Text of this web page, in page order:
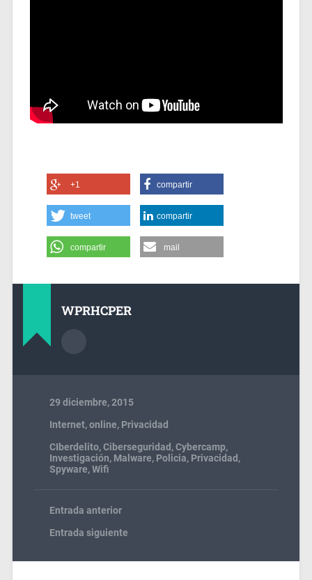
+1 compartir
tweet compartir
compartir mail
WPRHCPER
29 diciembre, 2015
Internet,online, Privacidad
CIberdelito,Ciberseguridad ,Cybercamp,
Investigación, Malware, Policia, Privacidad ,
Spyware,Wifi
Entrada anterior
Entrada siguiente